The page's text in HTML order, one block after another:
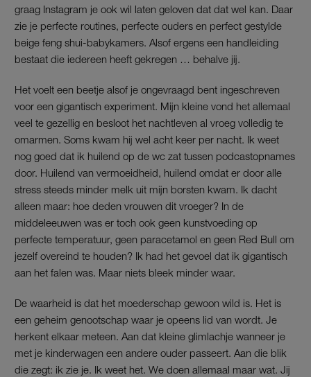
graag Instagram je ook wil laten geloven dat dat wel kan. Daar
zie je perfecte routines, perfecte ouders en perfect gestylde
beige feng shui-babykamers. Alsof ergens een handleiding
bestaat die iedereen heeft gekregen … behalve jij.
Het voelt een beetje alsof je ongevraagd bent ingeschreven
voor een gigantisch experiment. Mijn kleine vond het allemaal
veel te gezellig en besloot het nachtleven al vroeg volledig te
omarmen. Soms kwam hij wel acht keer per nacht. Ik weet
nog goed dat ik huilend op de wc zat tussen podcastopnames
door. Huilend van vermoeidheid, huilend omdat er door alle
stress steeds minder melk uit mijn borsten kwam. Ik dacht
alleen maar: hoe deden vrouwen dit vroeger? In de
middeleeuwen was er toch ook geen kunstvoeding op
perfecte temperatuur, geen paracetamol en geen Red Bull om
jezelf overeind te houden? Ik had het gevoel dat ik gigantisch
aan het falen was. Maar niets bleek minder waar.
De waarheid is dat het moederschap gewoon wild is. Het is
een geheim genootschap waar je opeens lid van wordt. Je
herkent elkaar meteen. Aan dat kleine glimlachje wanneer je
met je kinderwagen een andere ouder passeert. Aan die blik
die zegt: ik zie je. Ik weet het. We doen allemaal maar wat. Jij